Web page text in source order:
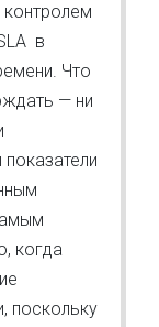
в
Что
— ни
когда
поскольку